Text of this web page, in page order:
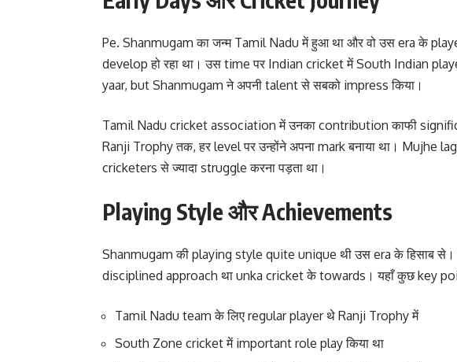
Pe. Shanmugam का जन्म Tamil Nadu में हुआ था और वो उस era के
develop हो रहा था। उस time पर Indian cricket में South Indian
yaar, but Shanmugam ने अपनी talent से सबको impress किया।
Tamil Nadu cricket association में उनका contribution काफी
Ranji Trophy तक, हर level पर उन्होंने अपना mark बनाया था।
cricketers से ज्यादा struggle करना पड़ता था।
Playing Style और Achievements
Shanmugam की playing style quite unique थी उस era के हिसाब
disciplined approach था unka cricket के towards। यहाँ कुछ key
Tamil Nadu team के लिए regular player थे Ranji Trophy में
South Zone cricket में important role play किया था